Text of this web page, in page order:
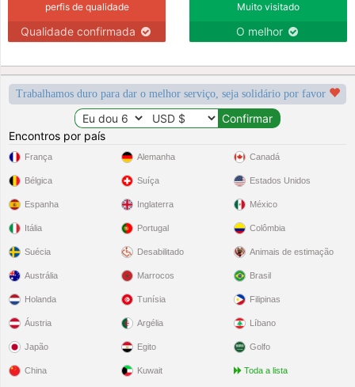
perfis de qualidade
Qualidade confirmada
Muito visitado
O melhor
Trabalhamos duro para dar o melhor serviço, seja solidário por favor
Encontros por país
França
Bélgica
Espanha
Itália
Suécia
Alemanha
Suíça
Inglaterra
Portugal
Desabilitado
Canadá
Estados Unidos
México
Colômbia
Animais de estimação
Austrália
Holanda
Áustria
Japão
China
Marrocos
Tunísia
Argélia
Egito
Kuwait
Brasil
Filipinas
Líbano
Golfo
Toda a lista